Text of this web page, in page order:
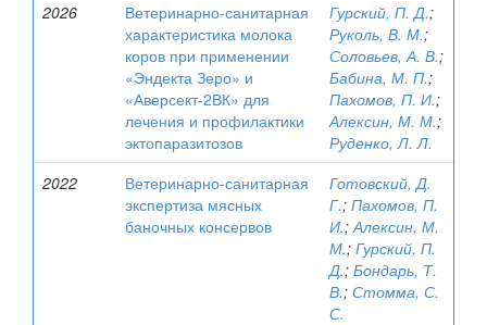
2026
Ветеринарно-санитарная
характеристика молока
коров при применении
«Эндекта Зеро» и
«Аверсект-2ВК» для
лечения и профилактики
эктопаразитозов
Гурский, П. Д.;
Руколь, В. М.;
Соловьев, А. В.;
Бабина, М. П.;
Пахомов, П. И.;
Алексин, М. М.;
Руденко, Л. Л.
2022
Ветеринарно-санитарная
экспертиза мясных
баночных консервов
Готовский, Д.
Г.; Пахомов, П.
И.;Алексин, М.
М.; Гурский, П.
Д.; Бондарь, Т.
В.; Стомма, С.
С.